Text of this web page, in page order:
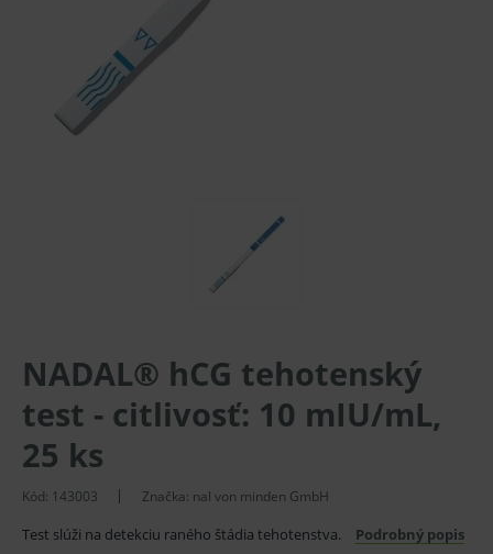
NADAL® hCG tehotenský
test - citlivosť: 10 mIU/mL,
25 ks
Kód: 143003 Značka: nal von minden GmbH
Test slúži na detekciu raného štádia tehotenstva. Podrobný popis